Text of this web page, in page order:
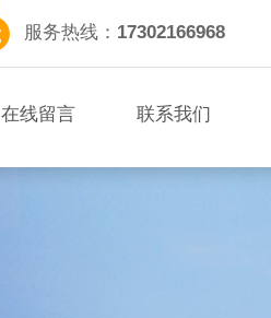
服务热线： 17302166968
在线留言 联系我们